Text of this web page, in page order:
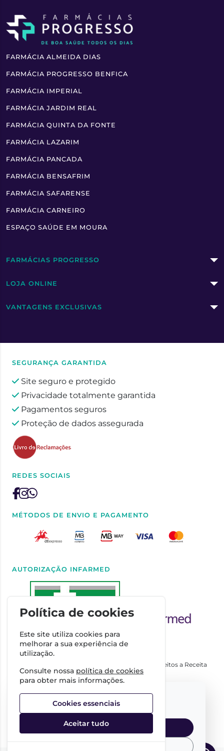
Select your language:
English
FARMÁCIA ALMEIDA DIAS
FARMÁCIA PROGRESSO BENFICA
FARMÁCIA IMPERIAL
FARMÁCIA JARDIM REAL
FARMÁCIA QUINTA DA FONTE
FARMÁCIA LAZARIM
FARMÁCIA PANCADA
FARMÁCIA BENSAFRIM
FARMÁCIA SAFARENSE
FARMÁCIA CARNEIRO
ESPAÇO SAÚDE EM MOURA
FARMÁCIAS PROGRESSO
LOJA ONLINE
VANTAGENS EXCLUSIVAS
SEGURANÇA GARANTIDA
Site seguro e protegido
Privacidade totalmente garantida
Pagamentos seguros
Proteção de dados assegurada
REDES SOCIAIS
MÉTODOS DE ENVIO E PAGAMENTO
AUTORIZAÇÃO INFARMED
Autorizado a Disponibilizar Medicamentos Não Sujeitos a Receita
Médica através da Internet pelo Infarmed. I.P.
Dra. Cátia Costa
FARMÁCIA IMPERIAL, Complexo Farmacêutico da Guerra
509342485
Política de cookies
Este site utiliza cookies para
melhorar a sua experiência de
utilização.
Consulte nossa política de cookies
para obter mais informações.
Cookies essenciais
Aceitar tudo